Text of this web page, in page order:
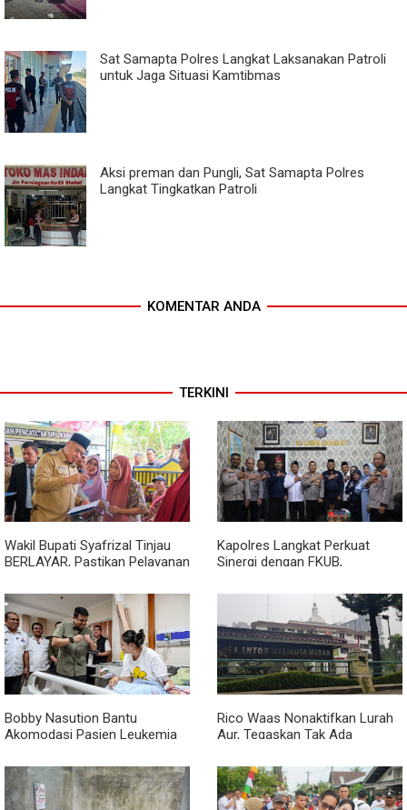
Sat Samapta Polres Langkat Laksanakan Patroli
untuk Jaga Situasi Kamtibmas
Aksi preman dan Pungli, Sat Samapta Polres
Langkat Tingkatkan Patroli
KOMENTAR ANDA
TERKINI
Wakil Bupati Syafrizal Tinjau
BERLAYAR, Pastikan Pelayanan
Kapolres Langkat Perkuat
Sinergi dengan FKUB,
Pilar Menjaga Kamtibmas
Bobby Nasution Bantu
Akomodasi Pasien Leukemia
RSUD Thomsen
Rico Waas Nonaktifkan Lurah
Aur, Tegaskan Tak Ada
Wewenang